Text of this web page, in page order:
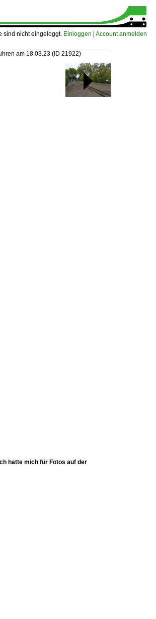
sind nicht eingeloggt. Einloggen Account anmelden
am 18.03.23 (ID 21922)
hatte mich für Fotos auf der